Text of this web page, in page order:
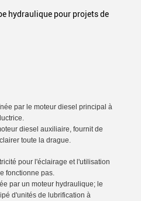
hydraulique pour projets de
par le moteur diesel principal à
diesel auxiliaire, fournit de
toute la drague.
pour l'éclairage et l'utilisation
fonctionne pas.
par un moteur hydraulique; le
d'unités de lubrification à